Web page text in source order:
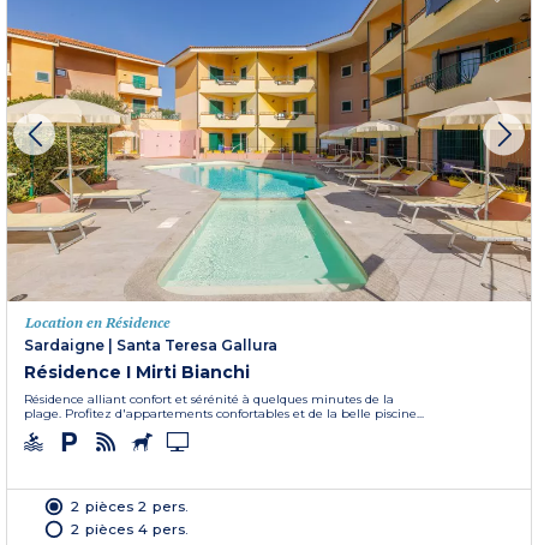
Location en Résidence
Sardaigne
Santa Teresa Gallura
Résidence I Mirti Bianchi
Résidence alliant confort et sérénité à quelques minutes de la
plage. Profitez d'appartements confortables et de la belle piscine...
2 pièces 2 pers.
2 pièces 4 pers.